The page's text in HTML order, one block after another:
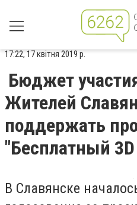
17:22, 17 квітня 2019 р.
Бюджет
Жителей
поддержать
"Бесплатный
В Славянске